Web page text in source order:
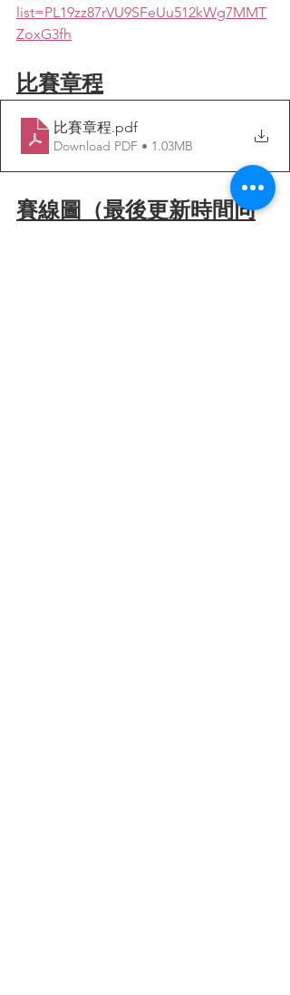
list=PL19zz87rVU9SFeUu512kWg7MMT
ZoxG3fh
比賽章程
比賽章程.pdf
Download PDF • 1.03MB
賽線圖（最後更新時間同